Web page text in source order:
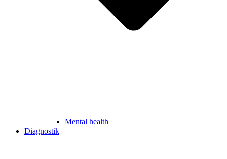
Mental health
Diagnostik